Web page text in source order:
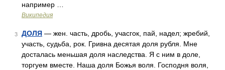
например …
Википедия
3 ДОЛЯ — жен. часть, дробь, учасгок, пай, надел; жребий,
участь, судьба, рок. Гривна десятая доля рубля. Мне
досталась меньшая доля наследства. Я с ним в доле,
торгуем вместе. Наша доля Божья воля. Господня воля,